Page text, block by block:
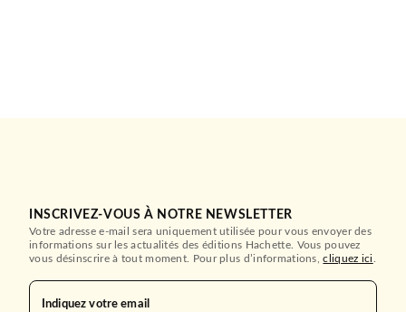
INSCRIVEZ-VOUS À NOTRE NEWSLETTER
Votre adresse e-mail sera uniquement utilisée pour vous envoyer des
informations sur les actualités des éditions Hachette. Vous pouvez
vous désinscrire à tout moment. Pour plus d’informations,cliquez ici
Indiquez votre email